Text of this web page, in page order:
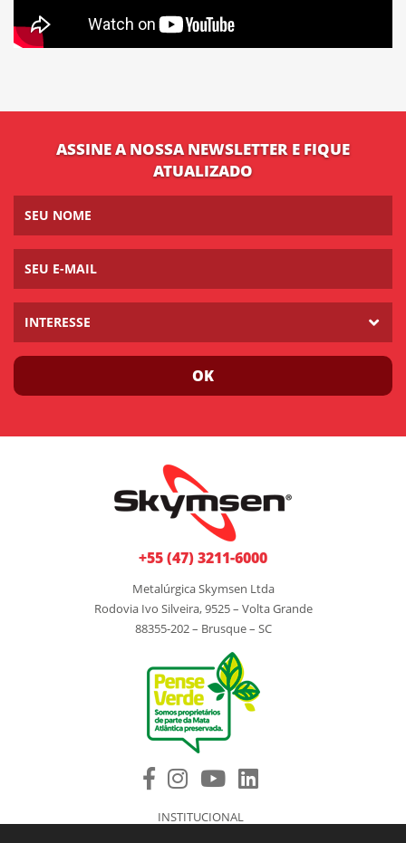
ASSINE A NOSSA NEWSLETTER E FIQUE
ATUALIZADO
INTERESSE
OK
+55 (47) 3211-6000
Metalúrgica Skymsen Ltda
Rodovia Ivo Silveira, 9525 – Volta Grande
88355-202 – Brusque – SC
INSTITUCIONAL